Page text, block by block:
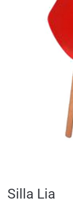
Silla Lia